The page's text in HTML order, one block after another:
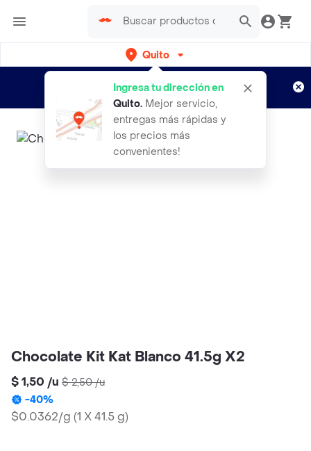
Quito
Ingresa tu dirección en
Quito. Mejor servicio,
entregas más rápidas y
los precios más
convenientes!
envíos gratis por semanas
Aplican TyC
Chocolate Kit Kat Blanco 41.5g X2
$ 1,50 /u $ 2,50/u
-40%
$0.0362/g (1 X 41.5 g)